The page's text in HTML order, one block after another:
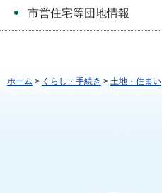
市営住宅等団地情報
ホーム > くらし・手続き > 土地・住まい